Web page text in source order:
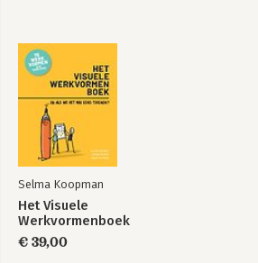
Selma Koopman
Het Visuele
Werkvormenboek
€ 39,00